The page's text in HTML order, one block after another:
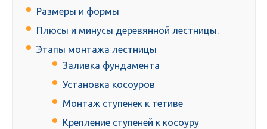
Размеры и формы
Плюсы и минусы деревянной лестницы.
Этапы монтажа лестницы
Заливка фундамента
Установка косоуров
Монтаж ступенек к тетиве
Крепление ступеней к косоуру